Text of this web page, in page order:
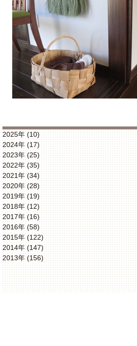
2025年 (10)
2024年 (17)
2023年 (25)
2022年 (35)
2021年 (34)
2020年 (28)
2019年 (19)
2018年 (12)
2017年 (16)
2016年 (58)
2015年 (122)
2014年 (147)
2013年 (156)